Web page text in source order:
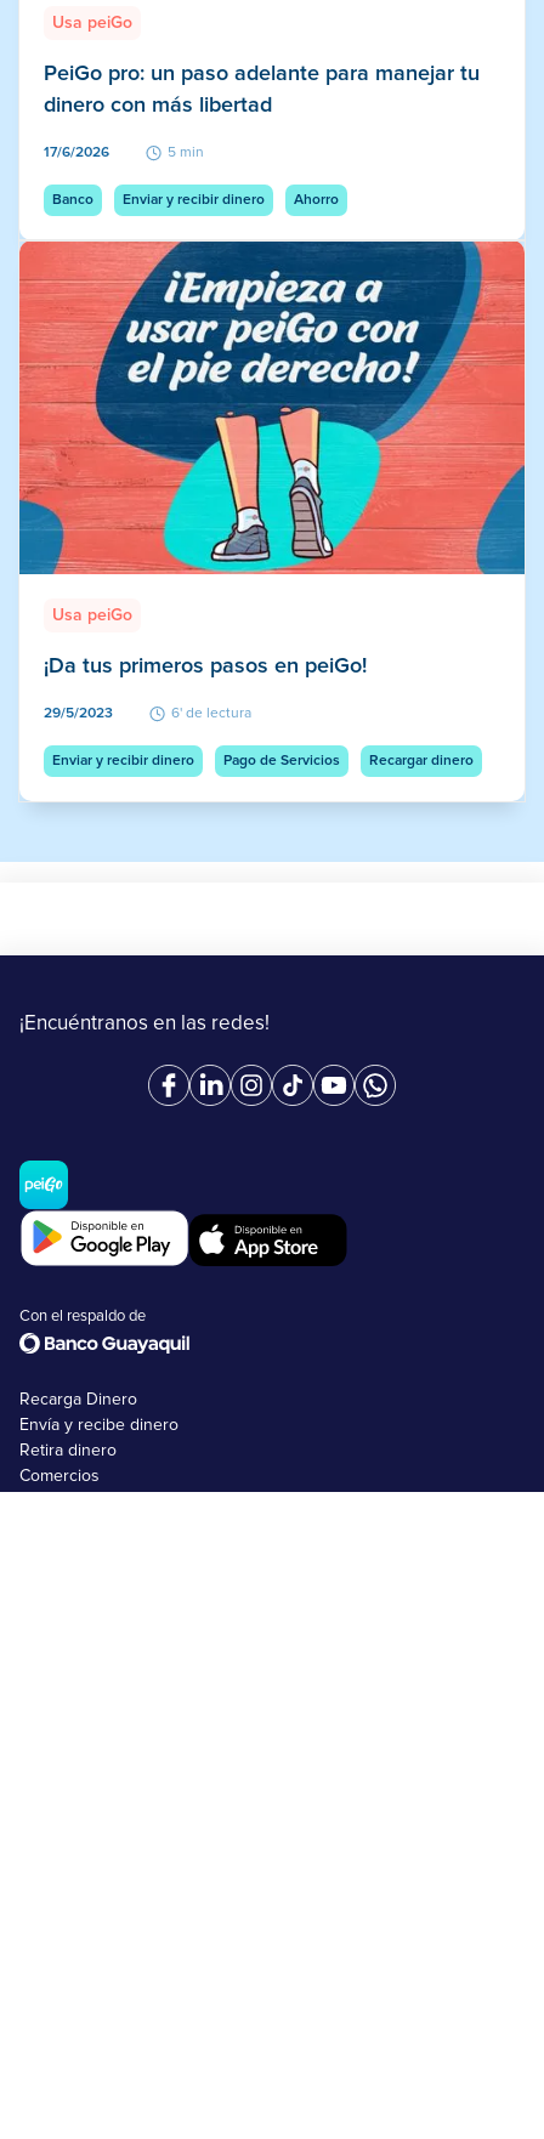
Usa peiGo
PeiGo pro: un paso adelante para manejar tu
dinero con más libertad
17/6/2026 5 min
Banco Enviar y recibir dinero Ahorro
Usa peiGo
¡Da tus primeros pasos en peiGo!
29/5/2023 6' de lectura
Enviar y recibir dinero Pago de Servicios Recargar dinero
¡Encuéntranos en las redes!
Con el respaldo de
Recarga Dinero
Envía y recibe dinero
Retira dinero
Comercios